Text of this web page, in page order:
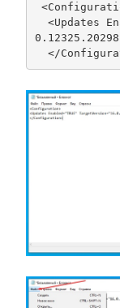
<Updates
</